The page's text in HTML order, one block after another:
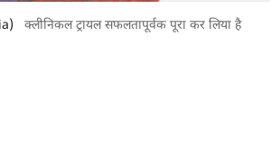
क्लीनिकल ट्रायल सफलतापूर्वक पूरा कर लिया है